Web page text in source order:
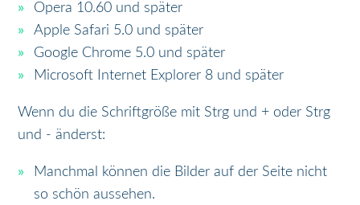
Opera 10.60 und später
Apple Safari 5.0 und später
Google Chrome 5.0 und später
Microsoft Internet Explorer 8 und später
Wenn du die Schriftgröße mit Strg und + oder Strg
und - änderst:
Manchmal können die Bilder auf der Seite nicht
so schön aussehen.